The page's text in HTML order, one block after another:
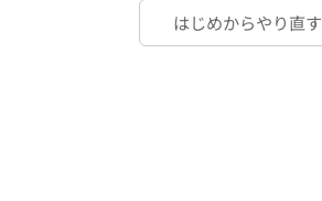
はじめからやり直す